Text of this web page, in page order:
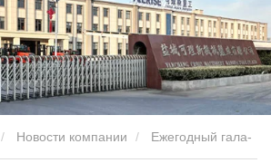
Новости компании